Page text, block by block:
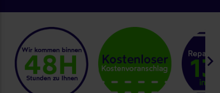
keyboard_arrow_right